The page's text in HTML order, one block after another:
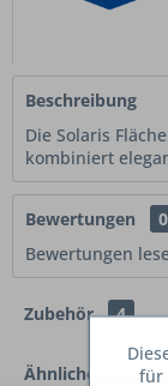
Beschreibung
Die Solaris
kombiniert
Bewertungen
0
Bewertungen
Zubehör 4
Ähnliche Artikel
für